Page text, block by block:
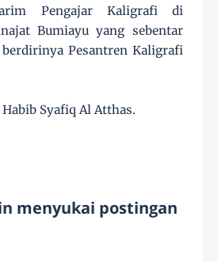
Pengajar Kaligrafi di
Bumiayu yang sebentar
Pesantren Kaligrafi
Syafiq Al Atthas.
menyukai postingan